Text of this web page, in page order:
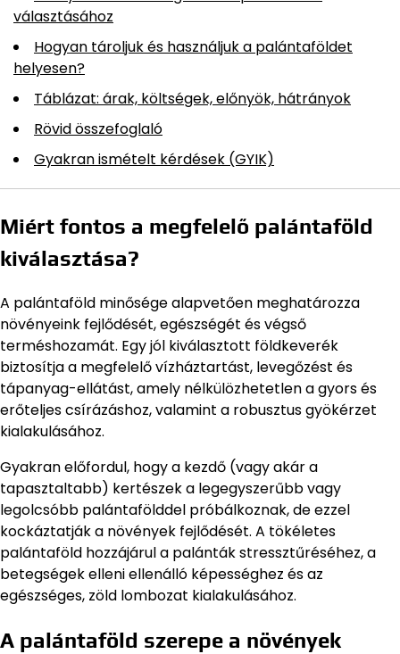
választásához
Hogyan tároljuk és használjuk a palántaföldet
helyesen?
Táblázat: árak, költségek, előnyök, hátrányok
Rövid összefoglaló
Gyakran ismételt kérdések (GYIK)
Miért fontos a megfelelő palántaföld
kiválasztása?
A palántaföld minősége alapvetően meghatározza
növényeink fejlődését, egészségét és végső
terméshozamát. Egy jól kiválasztott földkeverék
biztosítja a megfelelő vízháztartást, levegőzést és
tápanyag-ellátást, amely nélkülözhetetlen a gyors és
erőteljes csírázáshoz, valamint a robusztus gyökérzet
kialakulásához.
Gyakran előfordul, hogy a kezdő (vagy akár a
tapasztaltabb) kertészek a legegyszerűbb vagy
legolcsóbb palántafölddel próbálkoznak, de ezzel
kockáztatják a növények fejlődését. A tökéletes
palántaföld hozzájárul a palánták stressztűréséhez, a
betegségek elleni ellenálló képességhez és az
egészséges, zöld lombozat kialakulásához.
A palántaföld szerepe a növények